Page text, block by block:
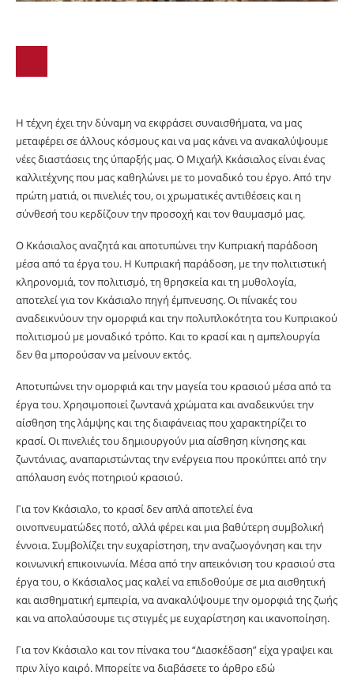
Η τέχνη έχει την δύναμη να εκφράσει συναισθήματα, να μας
μεταφέρει σε άλλους κόσμους και να μας κάνει να ανακαλύψουμε
νέες διαστάσεις της ύπαρξής μας. Ο Μιχαήλ Κκάσιαλος είναι ένας
καλλιτέχνης που μας καθηλώνει με το μοναδικό του έργο. Από την
πρώτη ματιά, οι πινελιές του, οι χρωματικές αντιθέσεις και η
σύνθεσή του κερδίζουν την προσοχή και τον θαυμασμό μας.
Ο Κκάσιαλος αναζητά και αποτυπώνει την Κυπριακή παράδοση
μέσα από τα έργα του. Η Κυπριακή παράδοση, με την πολιτιστική
κληρονομιά, τον πολιτισμό, τη θρησκεία και τη μυθολογία,
αποτελεί για τον Κκάσιαλο πηγή έμπνευσης. Οι πίνακές του
αναδεικνύουν την ομορφιά και την πολυπλοκότητα του Κυπριακού
πολιτισμού με μοναδικό τρόπο. Και το κρασί και η αμπελουργία
δεν θα μπορούσαν να μείνουν εκτός.
Aποτυπώνει την ομορφιά και την μαγεία του κρασιού μέσα από τα
έργα του. Χρησιμοποιεί ζωντανά χρώματα και αναδεικνύει την
αίσθηση της λάμψης και της διαφάνειας που χαρακτηρίζει το
κρασί. Οι πινελιές του δημιουργούν μια αίσθηση κίνησης και
ζωντάνιας, αναπαριστώντας την ενέργεια που προκύπτει από την
απόλαυση ενός ποτηριού κρασιού.
Για τον Κκάσιαλο, το κρασί δεν απλά αποτελεί ένα
οινοπνευματώδες ποτό, αλλά φέρει και μια βαθύτερη συμβολική
έννοια. Συμβολίζει την ευχαρίστηση, την αναζωογόνηση και την
κοινωνική επικοινωνία. Μέσα από την απεικόνιση του κρασιού στα
έργα του, ο Κκάσιαλος μας καλεί να επιδοθούμε σε μια αισθητική
και αισθηματική εμπειρία, να ανακαλύψουμε την ομορφιά της ζωής
και να απολαύσουμε τις στιγμές με ευχαρίστηση και ικανοποίηση.
Για τον Κκάσιαλο και τον πίνακα του “Διασκέδαση” είχα γραψει και
πριν λίγο καιρό. Μπορείτε να διαβάσετε το άρθρο εδώ